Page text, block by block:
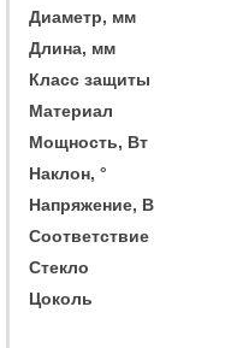
Диаметр, мм
Длина, мм
Класс защиты
Материал
Мощность, Вт
Наклон, °
Напряжение, В
Соответствие
Стекло
Цоколь